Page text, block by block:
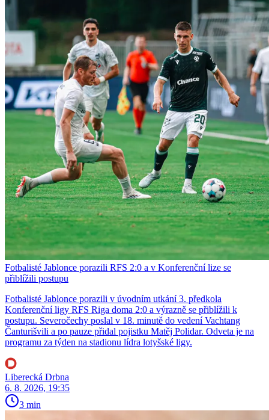
Fotbalisté Jablonce porazili RFS 2:0 a v Konferenční lize se
přiblížili postupu
Fotbalisté Jablonce porazili v úvodním utkání 3. předkola
Konferenční ligy RFS Riga doma 2:0 a výrazně se přiblížili k
postupu. Severočechy poslal v 18. minutě do vedení Vachtang
Čanturišvili a po pauze přidal pojistku Matěj Polidar. Odveta je na
programu za týden na stadionu lídra lotyšské ligy.
Liberecká Drbna
6. 8. 2026, 19:35
3 min